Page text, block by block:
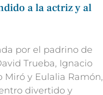
a la actriz y al
por el padrino de
Trueba, Ignacio
Miró y Eulalia Ramón,
divertido y